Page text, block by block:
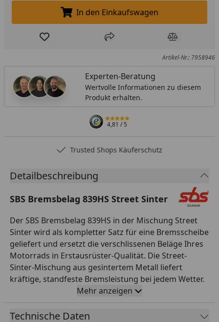
In den Einkaufswagen legen
In den Einkaufswagen
Produkt zur Wunschliste hinzufügen
Teilen Produkt
Artikel-Nr.: 7958946
Experten-Beratung
Wertvolle Informationen zu diesem
Produkt erhalten.
4,81/ 5
Trusted Shops Käuferschutz
Detailbeschreibung
SBS Bremsbelag 839HS Street Sinter
Der SBS Bremsbelag 839HS in der Mischung Street
Sinter wird als kompletter Satz für eine Bremsscheibe
geliefert und ersetzt die verschlissenen Beläge Ihres
Motorrads in Erstausrüster-Qualität. Die Street-
Sinter-Mischung aus gesintertem Metall liefert
kräftige, standfeste Bremsleistung bei jedem Wetter.
Sintermetall-Beläge punkten mit konstantem
Reibwert auch bei Nässe und hohen Temperaturen,
langer Lebensdauer und hoher Belastbarkeit – ideal
Mehr anzeigen
Technische Daten